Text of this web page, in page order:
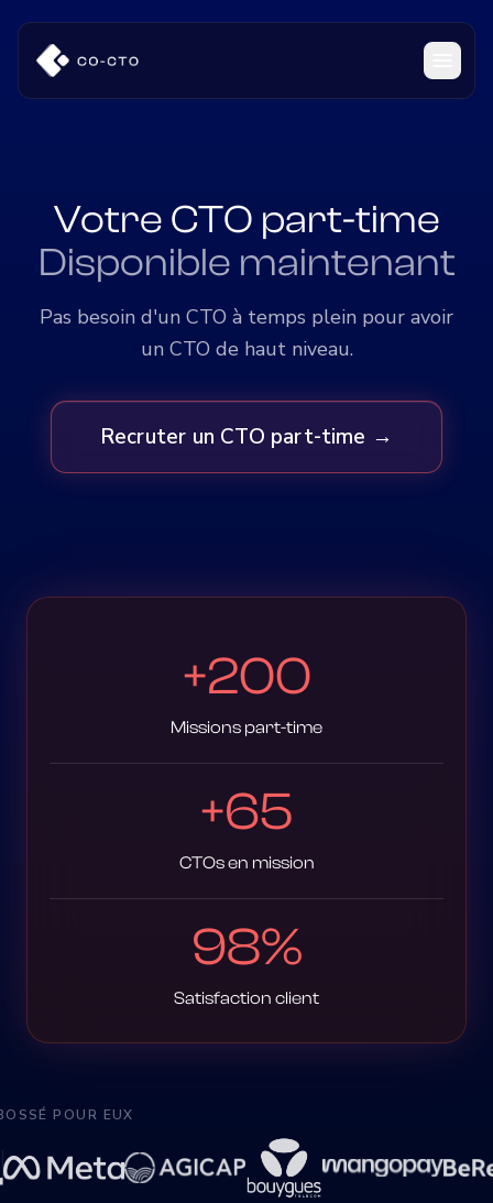
Votre CTO part-time
Disponible maintenant
Pas besoin d'un CTO à temps plein pour avoir
un CTO de haut niveau.
Recruter un CTO part-time →
+200
Missions part-time
+65
CTOs en mission
98%
Satisfaction client
POUR EUX